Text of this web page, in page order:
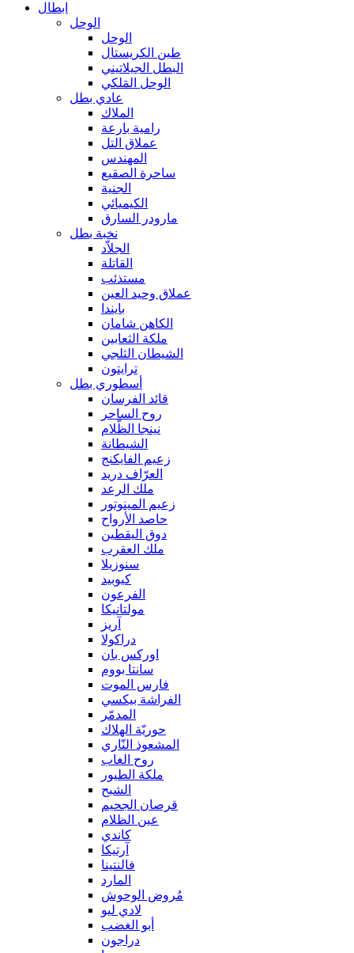
ابطال
الوحل
الوحل
طين الكريستال
البطل الجيلاتيني
الوحل المَلكي
عادي بطل
الملاك
رامية بارعة
عملاق التل
المهندس
ساحرة الصقيع
الجنية
الكيميائي
مارودر السارق
نخبة بطل
الجلاّد
القاتلة
مستذئب
عملاق وحيد العين
بايندا
الكاهن شامان
ملكة الثعابين
الشيطان الثلجي
ترايتون
أسطوري بطل
قائد الفرسان
روح الساحر
نينجا الظّلام
الشيطانة
زعيم الفايكنج
العرّاف دريد
ملك الرعد
زعيم المينوتور
حاصد الأرواح
دوق اليقطين
ملك العقرب
سنوزيلا
كيوبيد
الفرعون
مولتانيكا
آريز
دراكولا
اوركس بان
سانتا بووم
فارس الموت
الفراشة بيكسي
المدمّر
حوريّة الهلاك
المشعوذ النّاري
روح الغاب
ملكة الطيور
الشبح
قرصان الجحيم
عين الظلام
كاندي
آرتيكا
فالنتينا
المارد
مُروض الوحوش
لادي ليو
أبو الغضب
دراجون